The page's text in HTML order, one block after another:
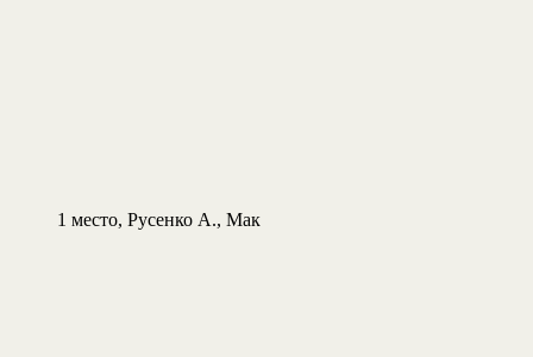
1 место, Русенко А., Мак